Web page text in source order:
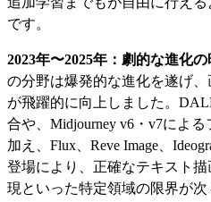
です。
2023年〜2025年：劇的な進化
の分野は爆発的な進化を遂げ
が飛躍的に向上しました。
合や、Midjourney v6・v7によ
加え、Flux、Reve Image、
登場により、正確なテキスト
現といった特定領域の限界が次